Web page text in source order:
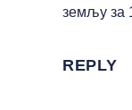
земљу за
REPLY